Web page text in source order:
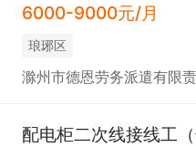
6000-9000元/月
琅琊区
滁州市德恩劳务派遣有限
配电柜二次线接线工（